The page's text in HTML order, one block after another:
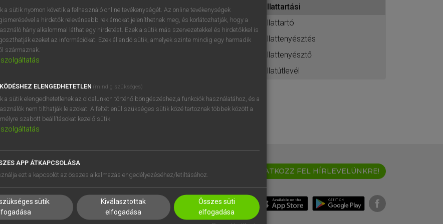
BELÉPÉS
próbaverziójának elindításához
regisztrálok ésbelépek.
REGISZTRÁCIÓ
állattartási
állattartó
állattenyésztés
állattenyésztő
állatútlevél
SÚGÓ
RÓLUNK
SÜTI BEÁLLÍTÁSOK
IRATKOZZ FEL HÍRLEVELÜNKRE!
a sütik nyomon követik a felhasználó online tevékenységét. Az online tevékenységek
a hirdetők relevánsabb reklámokat jeleníthetnek meg, és korlátozhatják, hogy a
hány alkalommal láthat egy hirdetést. Ezek a sütik más szervezetekkel és hirdetőkkel is
ezeket az információkat. Ezek állandó sütik, amelyek szinte mindig egy harmadik
származnak.
szolgáltatás
ELENGEDHETETLEN (mindig szükséges)
a sütik elengedhetetlenek az oldalunkon történő böngészéshez,a funkciók használatához, és a
nem tilthatják le azokat. A feltétlenül szükséges sütik közé tartoznak többek között a
szabott beállításokat kezelő sütik.
szolgáltatás
APP ÁTKAPCSOLÁSA
ezt a kapcsolót az összes alkalmazás engedélyezéséhez/letiltásához.
sütik
Kiválasztottak
elfogadása
Összes süti
elfogadása